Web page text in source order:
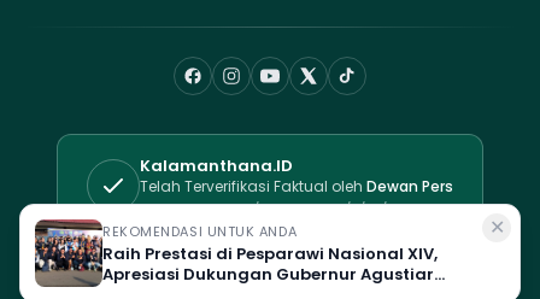
REKOMENDASI UNTUK ANDA
Raih Prestasi di Pesparawi Nasional XIV,
Apresiasi Dukungan Gubernur Agustiar
✕
Kalamanthana.ID
Telah Terverifikasi Faktual oleh Dewan Pers
Sertifikat No. 525/DP-Verifikasi/K/XII/2025
Kalamanthana.id - Suara Kalimantan, Untuk Indonesia © 2019.
All rights reserved.